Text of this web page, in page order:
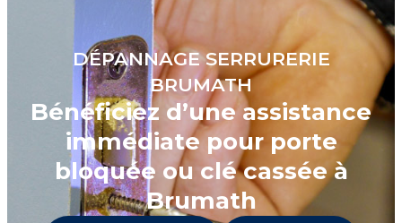
DÉPANNAGE SERRURERIE
BRUMATH
Bénéficiez d’une assistance
immédiate pour porte
bloquée ou clé cassée à
Brumath